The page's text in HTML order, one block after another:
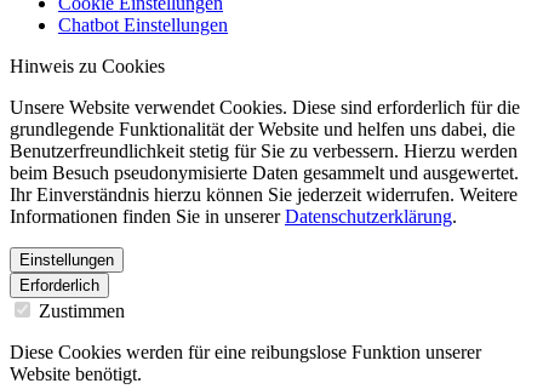
Chatbot Einstellungen
Hinweis zu Cookies
Unsere Website verwendet Cookies. Diese sind erforderlich für die
grundlegende Funktionalität der Website und helfen uns dabei, die
Benutzerfreundlichkeit stetig für Sie zu verbessern. Hierzu werden
beim Besuch pseudonymisierte Daten gesammelt und ausgewertet.
Ihr Einverständnis hierzu können Sie jederzeit widerrufen. Weitere
Informationen finden Sie in unsererDatenschutzerklärung.
Einstellungen
Erforderlich
Zustimmen
Diese Cookies werden für eine reibungslose Funktion unserer
Website benötigt.